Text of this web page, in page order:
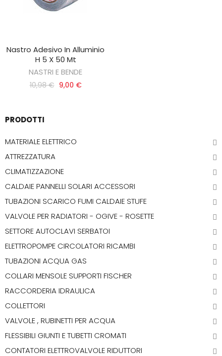
AGGIUNGI AL CARRELLO
Nastro Adesivo In Alluminio
H 5 X 50 Mt
NASTRI E BENDE
10,98 € 9,00 €
PRODOTTI
MATERIALE ELETTRICO
ATTREZZATURA
CLIMATIZZAZIONE
CALDAIE PANNELLI SOLARI ACCESSORI
TUBAZIONI SCARICO FUMI CALDAIE STUFE
VALVOLE PER RADIATORI - OGIVE - ROSETTE
SETTORE AUTOCLAVI SERBATOI
ELETTROPOMPE CIRCOLATORI RICAMBI
TUBAZIONI ACQUA GAS
COLLARI MENSOLE SUPPORTI FISCHER
RACCORDERIA IDRAULICA
COLLETTORI
VALVOLE , RUBINETTI PER ACQUA
FLESSIBILI GIUNTI E TUBETTI CROMATI
CONTATORI ELETTROVALVOLE RIDUTTORI